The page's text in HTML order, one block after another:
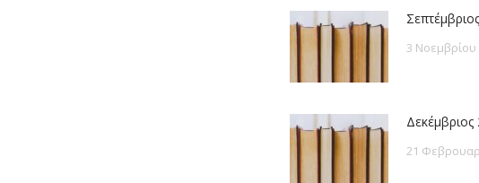
3 Νοεμβρίου
Δεκέμβριος
21